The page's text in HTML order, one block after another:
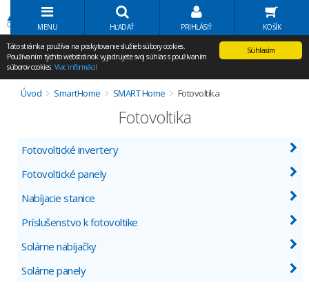
Volať Agem
MENU HĽADAŤ PRIHLÁSIŤ KOŠÍK
Súhlasím
Táto stránka používa na poskytovanie služieb súbory cookies.
Používaním týchto webstránok vyjadrujete svoj súhlas s používaním
súborov cookies. Viac informácií
Úvod SmartHome SMART Home Fotovoltika
Fotovoltika
Fotovoltické invertery
Fotovoltické panely
Nabíjacie stanice
Príslušenstvo k fotovoltike
Solárne nabíjačky
Solárne panely